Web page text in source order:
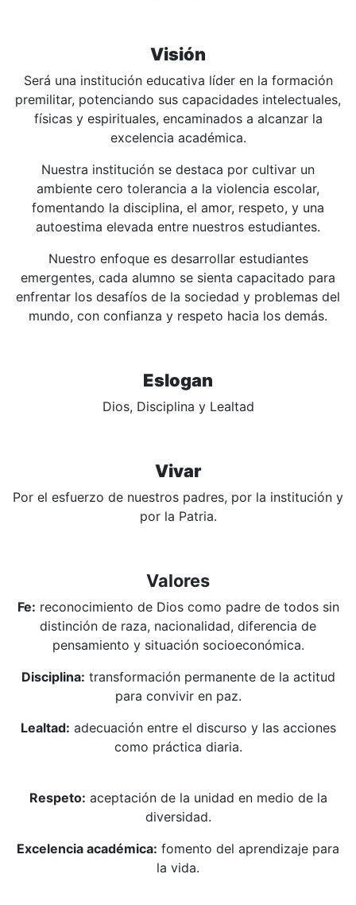
Visión
Será una institución educativa líder en la formación
premilitar, potenciando sus capacidades intelectuales,
físicas y espirituales, encaminados a alcanzar la
excelencia académica.
Nuestra institución se destaca por cultivar un
ambiente cero tolerancia a la violencia escolar,
fomentando la disciplina, el amor, respeto, y una
autoestima elevada entre nuestros estudiantes.
Nuestro enfoque es desarrollar estudiantes
emergentes, cada alumno se sienta capacitado para
enfrentar los desafíos de la sociedad y problemas del
mundo, con confianza y respeto hacia los demás.
Eslogan
Dios, Disciplina y Lealtad
Vivar
Por el esfuerzo de nuestros padres, por la institución y
por la Patria.
Valores
Fe: reconocimiento de Dios como padre de todos sin
distinción de raza, nacionalidad, diferencia de
pensamiento y situación socioeconómica.
Disciplina: transformación permanente de la actitud
para convivir en paz.
Lealtad: adecuación entre el discurso y las acciones
como práctica diaria.
Respeto: aceptación de la unidad en medio de la
diversidad.
Excelencia académica: fomento del aprendizaje para
la vida.